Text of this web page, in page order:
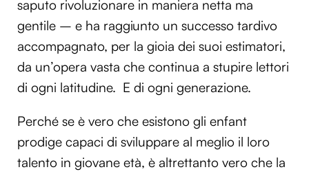
saputo rivoluzionare in maniera netta ma
gentile – e ha raggiunto un successo tardivo
accompagnato, per la gioia dei suoi estimatori,
da un’opera vasta che continua a stupire lettori
di ogni latitudine. E di ogni generazione.
Perché se è vero che esistono gli enfant
prodige capaci di sviluppare al meglio il loro
talento in giovane età, è altrettanto vero che la